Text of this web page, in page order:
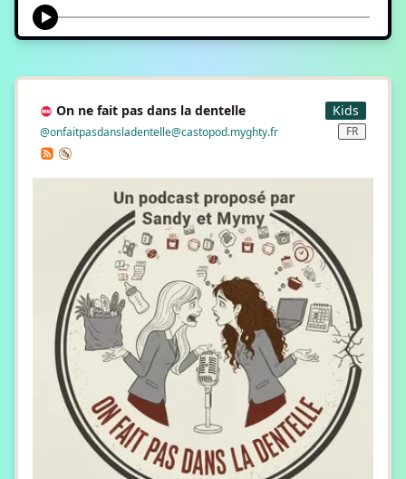
Erinnerung, ein Level, ein Checkpoint. Plus Bonus Track: Lasagne,
Lasagne. Weil Ben Lasagne liebt :)
Kids
On ne fait pas dans la dentelle
FR
@onfaitpasdansladentelle@castopod.myghty.fr